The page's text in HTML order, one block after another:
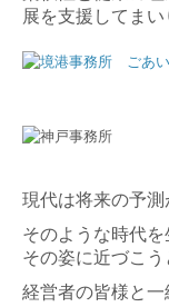
展を支援してまい
現代は将来の予測
そのような時代を
その姿に近づこう
経営者の皆様と